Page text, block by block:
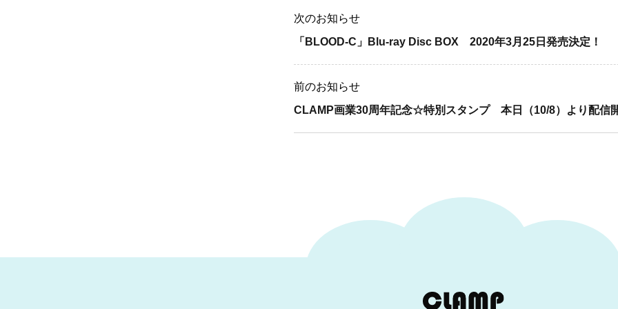
次のお知らせ
「BLOOD-C」Blu-ray Disc BOX 2020年3月25日発売決定！
前のお知らせ
CLAMP画業30周年記念☆特別スタンプ 本日（10/8）より配信